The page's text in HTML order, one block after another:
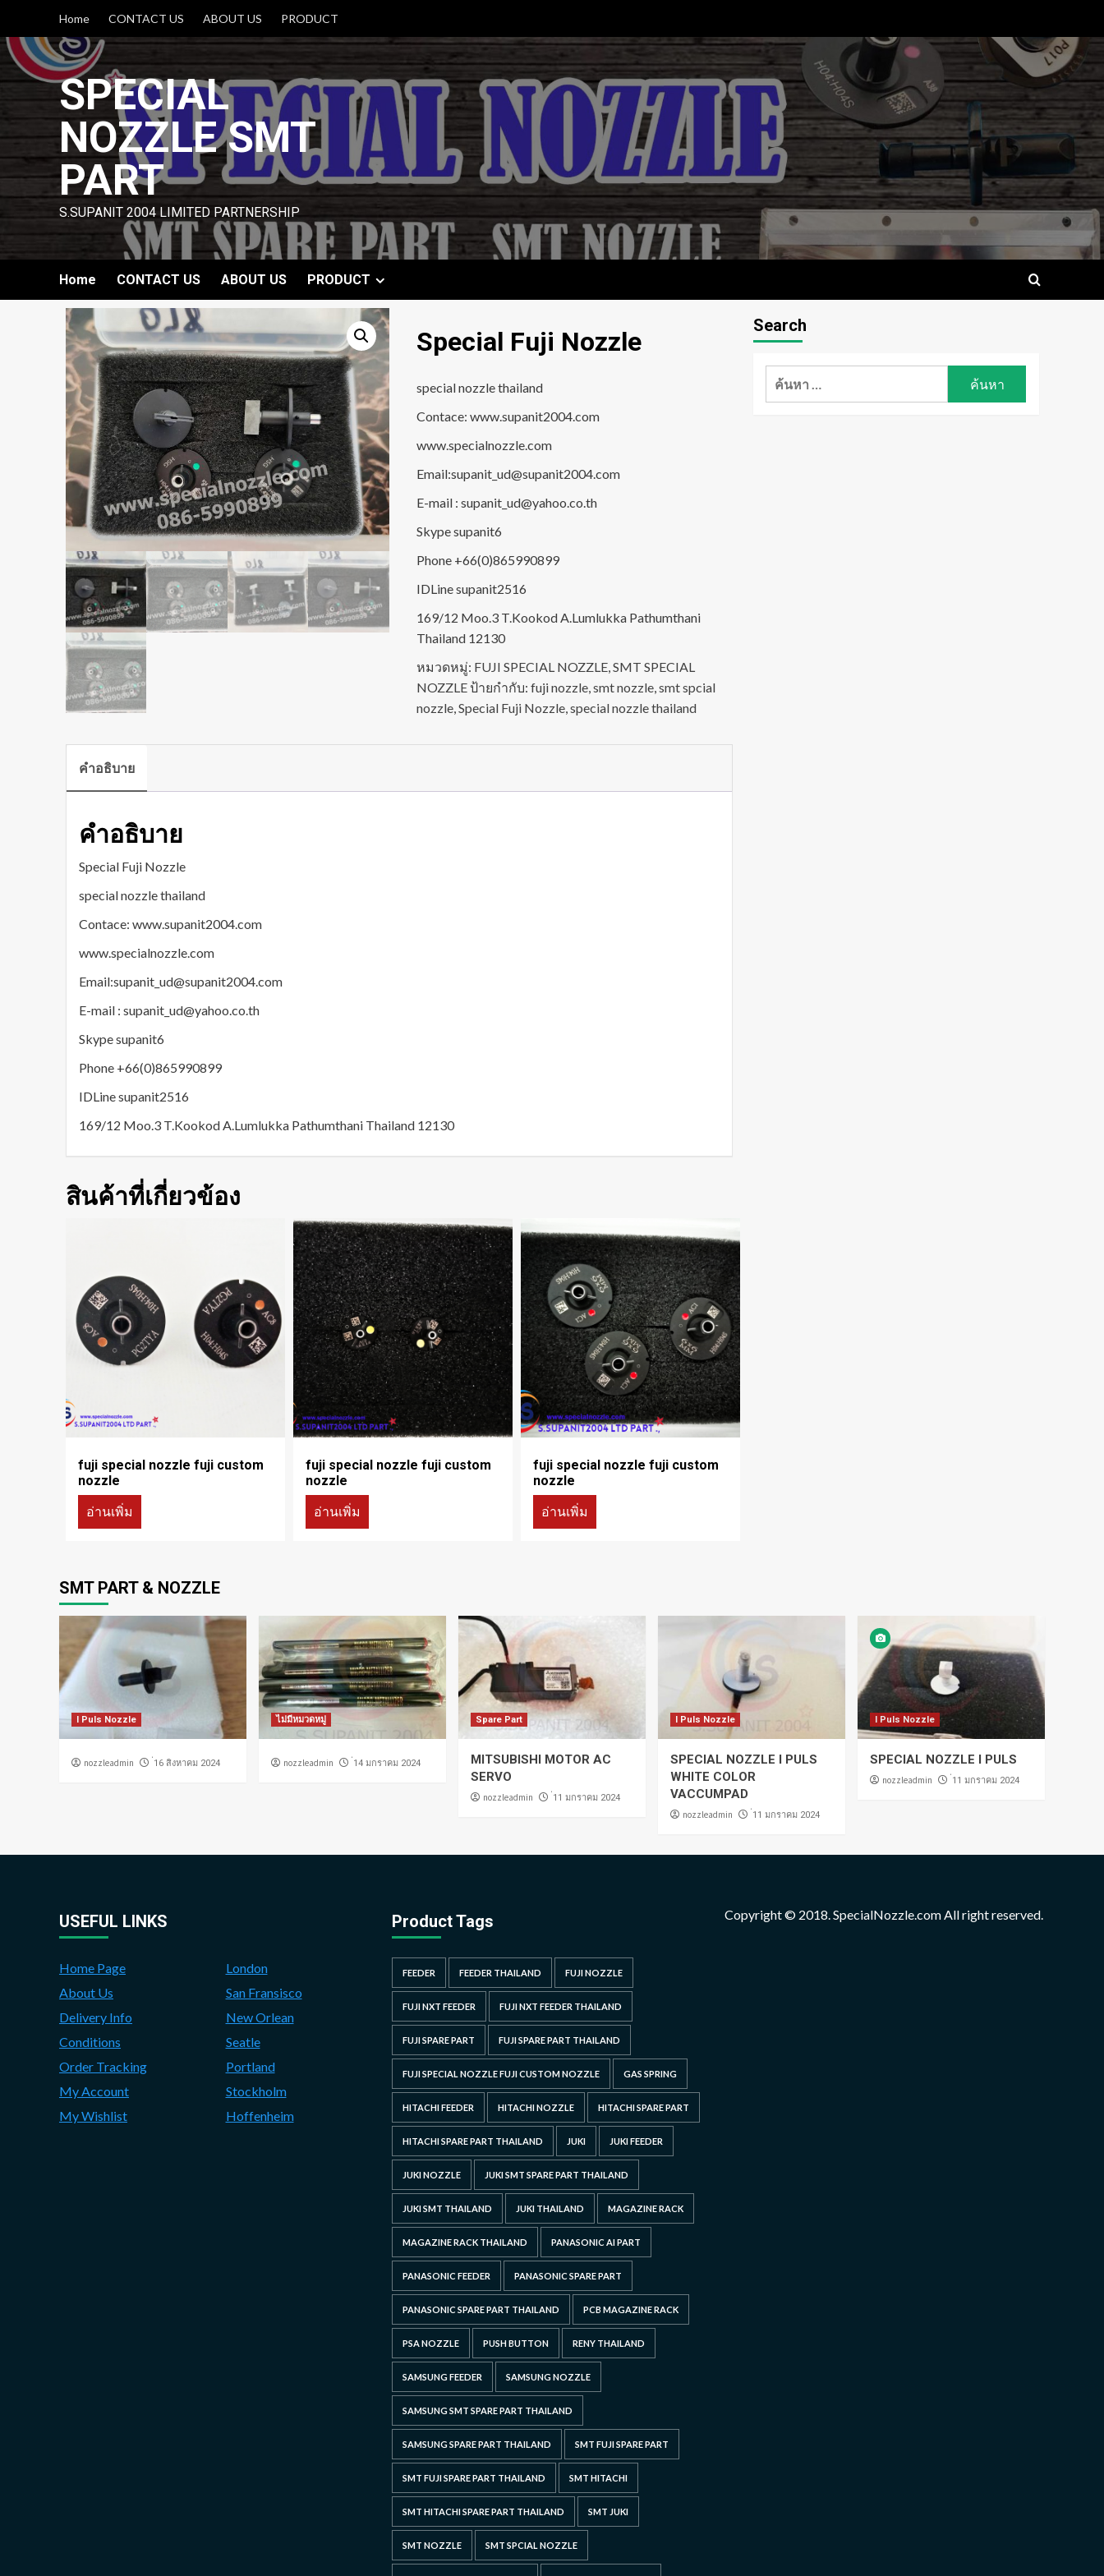
content
Home CONTACT US ABOUT US PRODUCT
SPECIAL
NOZZLE SMT
PART
S.SUPANIT 2004 LIMITED PARTNERSHIP
Home CONTACT US ABOUT US PRODUCT
Special Fuji Nozzle
special nozzle thailand
Contace: www.supanit2004.com
www.specialnozzle.com
Email:supanit_ud@supanit2004.com
E-mail : supanit_ud@yahoo.co.th
Skype supanit6
Phone +66(0)865990899
IDLine supanit2516
169/12 Moo.3 T.Kookod A.Lumlukka Pathumthani
Thailand 12130
หมวดหมู่: FUJI SPECIAL NOZZLE,SMT SPECIAL
NOZZLEป้ายกำกับ: fuji nozzle,smt nozzle,smt spcial
nozzle,Special Fuji Nozzle,special nozzle thailand
คำอธิบาย
คำอธิบาย
Special Fuji Nozzle
special nozzle thailand
Contace: www.supanit2004.com
www.specialnozzle.com
Email:supanit_ud@supanit2004.com
E-mail : supanit_ud@yahoo.co.th
Skype supanit6
Phone +66(0)865990899
IDLine supanit2516
169/12 Moo.3 T.Kookod A.Lumlukka Pathumthani Thailand 12130
สินค้าที่เกี่ยวข้อง
fuji special nozzle fuji custom
nozzle
อ่านเพิ่ม
fuji special nozzle fuji custom
nozzle
อ่านเพิ่ม
fuji special nozzle fuji custom
nozzle
อ่านเพิ่ม
Search
ค้นหา
SMT PART & NOZZLE
I Puls Nozzle
nozzleadmin ่16 สิงหาคม 2024
ไม่มีหมวดหมู่
nozzleadmin ่14 มกราคม 2024
Spare Part
MITSUBISHI MOTOR AC
SERVO
nozzleadmin ่11 มกราคม 2024
I Puls Nozzle
SPECIAL NOZZLE I PULS
WHITE COLOR
VACCUMPAD
nozzleadmin ่11 มกราคม 2024
I Puls Nozzle
SPECIAL NOZZLE I PULS
nozzleadmin ่11 มกราคม 2024
USEFUL LINKS
Home Page
About Us
Delivery Info
Conditions
Order Tracking
My Account
My Wishlist
London
San Fransisco
New Orlean
Seatle
Portland
Stockholm
Hoffenheim
Product Tags
FEEDER FEEDER THAILAND FUJI NOZZLE
FUJI NXT FEEDER FUJI NXT FEEDER THAILAND
FUJI SPARE PART FUJI SPARE PART THAILAND
FUJI SPECIAL NOZZLE FUJI CUSTOM NOZZLE GAS SPRING
HITACHI FEEDER HITACHI NOZZLE HITACHI SPARE PART
HITACHI SPARE PART THAILAND JUKI JUKI FEEDER
JUKI NOZZLE JUKI SMT SPARE PART THAILAND
JUKI SMT THAILAND JUKI THAILAND MAGAZINE RACK
MAGAZINE RACK THAILAND PANASONIC AI PART
PANASONIC FEEDER PANASONIC SPARE PART
PANASONIC SPARE PART THAILAND PCB MAGAZINE RACK
PSA NOZZLE PUSH BUTTON RENY THAILAND
SAMSUNG FEEDER SAMSUNG NOZZLE
SAMSUNG SMT SPARE PART THAILAND
SAMSUNG SPARE PART THAILAND SMT FUJI SPARE PART
SMT FUJI SPARE PART THAILAND SMT HITACHI
SMT HITACHI SPARE PART THAILAND SMT JUKI
SMT NOZZLE SMT SPCIAL NOZZLE
Copyright © 2018. SpecialNozzle.com All right reserved.